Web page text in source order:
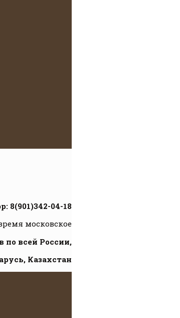
8(901)342-04-18
московское
по всей России,
Казахстан